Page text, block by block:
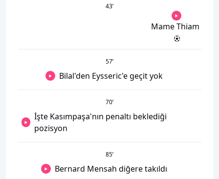
43’
Mame Thiam
57’
Bilal'den Eysseric'e geçit yok
70’
İşte Kasımpaşa'nın penaltı beklediği
pozisyon
85’
Bernard Mensah diğere takıldı